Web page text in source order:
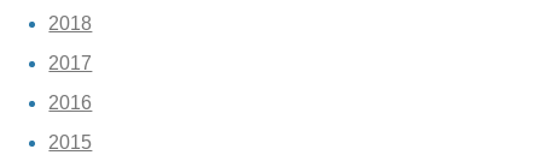
2018
2017
2016
2015